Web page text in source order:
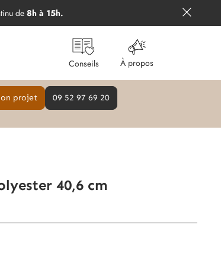
de 8h à 15h.
Conseils À propos
projet 09 52 97 69 20
40,6 cm